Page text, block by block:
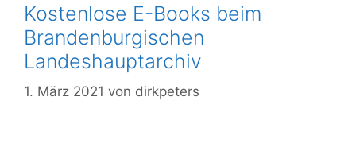
Kostenlose E-Books beim
Brandenburgischen
Landeshauptarchiv
1. März 2021 von dirkpeters